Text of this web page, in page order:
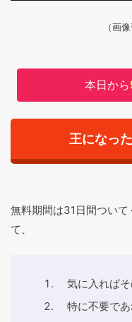
（画
本日から
王になっ
無料期間は31日間つい
て、
気に入れば
特に不要で